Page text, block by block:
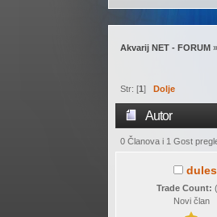
Akvarij NET - FORUM »
Str: [1] Dolje
Autor
0 Članova i 1 Gost
dules
Trade Count:
Novi član